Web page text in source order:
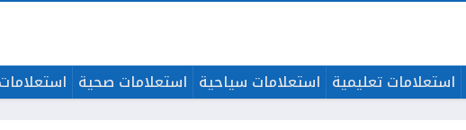
استعلامات تعليمية استعلامات سياحية استعلامات صحية